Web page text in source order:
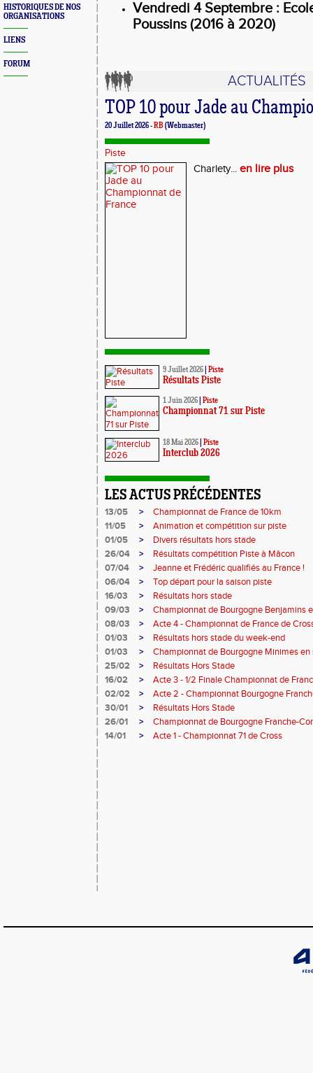
HISTORIQUES DE NOS
ORGANISATIONS
LIENS
FORUM
Vendredi 4 Septembre :
Poussins (2016 à 2020)
ACTUALITÉS
TOP 10 pour Jade au
20 Juillet 2026 -RB(Webmaster)
Piste
Charlety... en lire plus
9 Juillet 2026 Piste
Résultats Piste
1 Juin 2026 Piste
Championnat 71 sur Piste
18 Mai 2026 Piste
Interclub 2026
LES ACTUS PRÉCÉDENTES
13/05 >
Championnat de France de 10km
11/05
>
Animation et compétition sur piste
01/05
>
Divers résultats hors stade
26/04
>
Résultats compétition Piste à Mâcon
07/04
>
Jeanne et Frédéric qualifiés au France !
06/04
>
Top départ pour la saison piste
16/03
>
Résultats hors stade
09/03
>
Championnat de Bourgogne Benjamins
08/03
>
Acte 4 - Championnat de France de
01/03
>
Résultats hors stade du week-end
01/03
>
Championnat de Bourgogne Minimes en
25/02
>
Résultats Hors Stade
16/02
>
Acte 3 - 1/2 Finale Championnat de
02/02
>
Acte 2 - Championnat Bourgogne
30/01
>
Résultats Hors Stade
26/01
>
Championnat de Bourgogne Franche-
14/01
> Acte 1 - Championnat 71 de Cross